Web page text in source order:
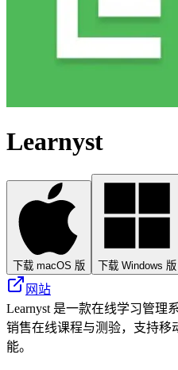
Learnyst
下载 macOS 版 下载 Windows 版
网站
Learnyst 是一款在线学习管理
销售在线课程与测验，支持移
能。